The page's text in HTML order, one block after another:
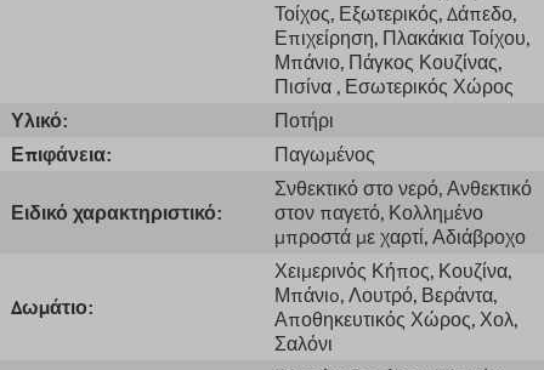
Τοίχος, Εξωτερικός, Δάπεδο,
Επιχείρηση, Πλακάκια Τοίχου,
Μπάνιο, Πάγκος Κουζίνας,
Πισίνα , Εσωτερικός Χώρος
Υλικό:
Ποτήρι
Επιφάνεια:
Παγωμένος
Ειδικό χαρακτηριστικό:
Σνθεκτικό στο νερό, Ανθεκτικό
στον παγετό, Κολλημένο
μπροστά με χαρτί, Αδιάβροχο
Δωμάτιο:
Χειμερινός Κήπος, Κουζίνα,
Μπάνιo, Λουτρό, Βεράντα,
Αποθηκευτικός Χώρος, Χολ,
Σαλόνι